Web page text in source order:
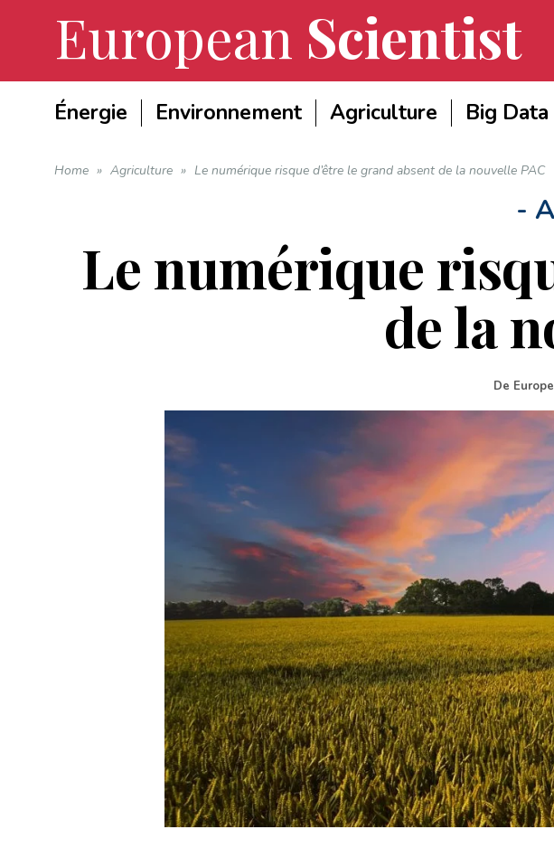
European Scientist
Énergie Environnement Agriculture Big Data
Home » Agriculture » Le numérique risque d’être le grand absent de la nouvelle PAC
-
Le numérique
de la
De